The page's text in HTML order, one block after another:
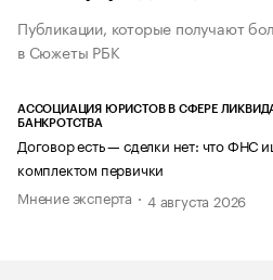
Публикации, которые получают
в Сюжеты РБК
АССОЦИАЦИЯ ЮРИСТОВ В СФЕРЕ
БАНКРОТСТВА
Договор есть — сделки нет: что ФНС
комплектом первички
Мнение эксперта
4 августа 2026